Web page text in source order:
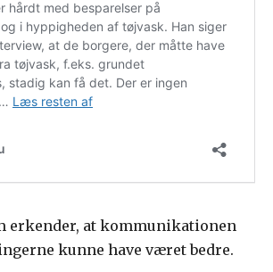
erkender, at kommunikationen
kunne have været bedre.